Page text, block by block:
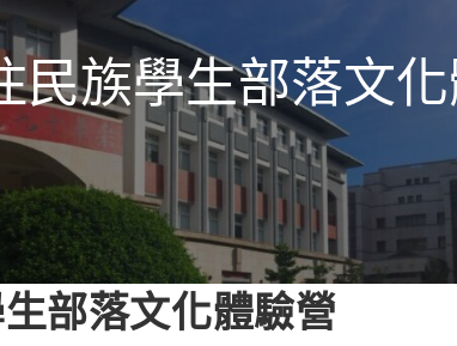
民族學生部落文
部落文化體驗營